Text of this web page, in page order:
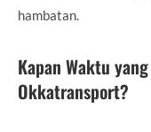
hambatan.
Kapan Waktu
Okkatransport?